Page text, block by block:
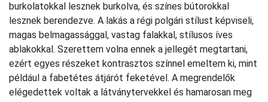
burkolatokkal lesznek burkolva, és színes bútorokkal
lesznek berendezve. A lakás a régi polgári stílust képviseli,
magas belmagassággal, vastag falakkal, stílusos íves
ablakokkal. Szerettem volna ennek a jellegét megtartani,
ezért egyes részeket kontrasztos színnel emeltem ki, mint
például a fabetétes átjárót feketével. A megrendelők
elégedettek voltak a látványtervekkel és hamarosan meg